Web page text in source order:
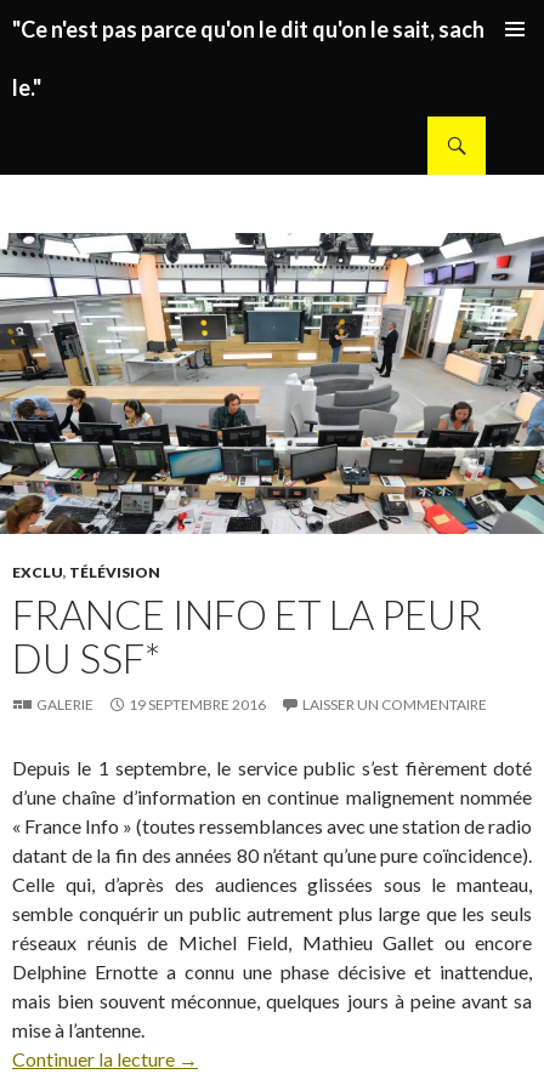
"Ce n'est pas parce qu'on le dit qu'on le sait, sachez
le."
EXCLU, TÉLÉVISION
FRANCE INFO ET LA PEUR
DU SSF*
GALERIE 19 SEPTEMBRE 2016 LAISSER UN COMMENTAIRE
Depuis le 1 septembre, le service public s’est fièrement doté
d’une chaîne d’information en continue malignement nommée
« France Info » (toutes ressemblances avec une station de radio
datant de la fin des années 80 n’étant qu’une pure coïncidence).
Celle qui, d’après des audiences glissées sous le manteau,
semble conquérir un public autrement plus large que les seuls
réseaux réunis de Michel Field, Mathieu Gallet ou encore
Delphine Ernotte a connu une phase décisive et inattendue,
mais bien souvent méconnue, quelques jours à peine avant sa
mise à l’antenne.
Continuer la lecture →